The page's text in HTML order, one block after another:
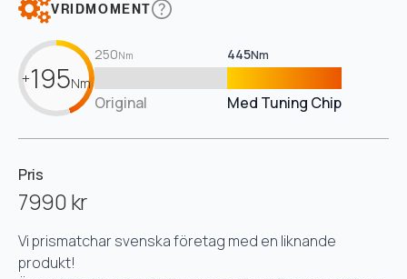
VRIDMOMENT
+195Nm
250Nm 445Nm
Original Med Tuning Chip
Pris
7990 kr
Vi prismatchar svenska företag med en liknande
produkt!